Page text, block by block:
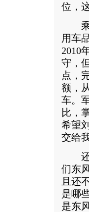
位，
乘
用车
2010
守，
点，
额，
车。
比，
希望
交给
还
们东
且还
是哪
是东